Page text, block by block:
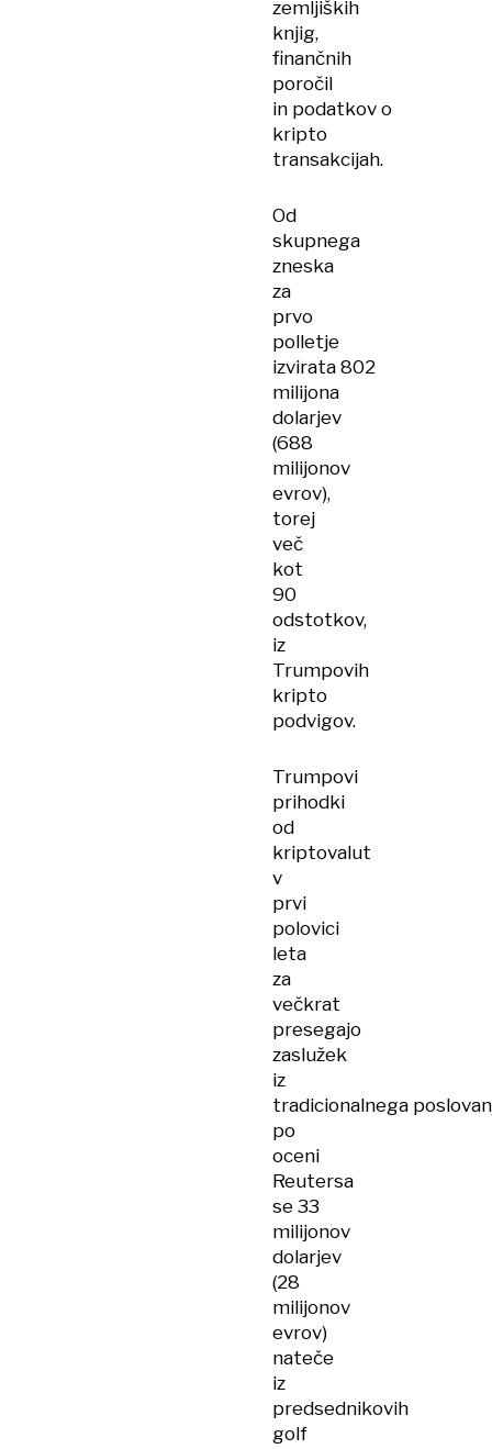
zemljiških
knjig,
finančnih
poročil
in podatkov o
kripto
transakcijah.
Od
skupnega
zneska
za
prvo
polletje
izvirata 802
milijona
dolarjev
(688
milijonov
evrov),
torej
več
kot
90
odstotkov,
iz
Trumpovih
kripto
podvigov.
Trumpovi
prihodki
od
kriptovalut
v
prvi
polovici
leta
za
večkrat
presegajo
zaslužek
iz
tradicionalnega
po
oceni
Reutersa
se 33
milijonov
dolarjev
(28
milijonov
evrov)
nateče
iz
predsednikovih
golf